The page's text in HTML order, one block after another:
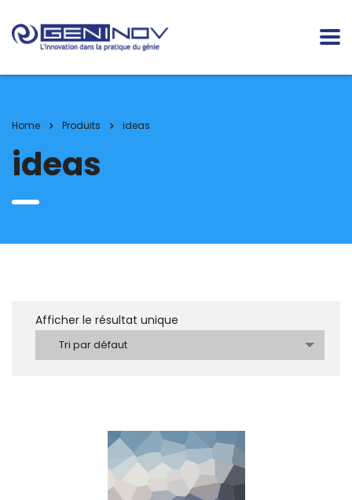
Home Produits ideas
ideas
Afficher le résultat unique
Tri par défaut